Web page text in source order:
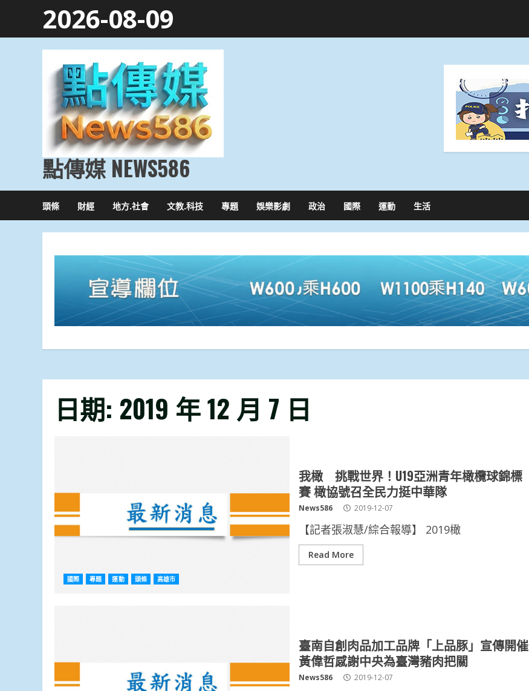
2026-08-09
點傳媒 NEWS586
頭條 財經 地方.社會 文教.科技 專題 娛樂影劇 政治 國際 運動 生活
日期: 2019 年 12 月 7 日
國際 專題 運動 頭條 高雄市
我橄 挑戰世界！U19亞洲青年橄欖球錦標
賽 橄協號召全民力挺中華隊
News586 2019-12-07
【記者張淑慧/綜合報導】 2019橄
Read More
臺南自創肉品加工品牌「上品豚」宣傳開催
黃偉哲感謝中央為臺灣豬肉把關
News586 2019-12-07